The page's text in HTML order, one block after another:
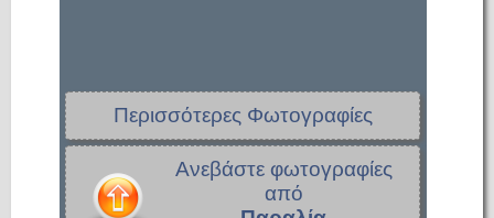
Περισσότερες Φωτογραφίες
Ανεβάστε φωτογραφίες
από